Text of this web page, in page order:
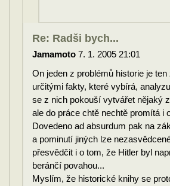
Re: Radši bych...
Jamamoto 7. 1. 2005 21:01
On jeden z problémů historie je ten
určitými fakty, které vybírá,
se z nich pokouší vytvářet nějaký
ale do práce chtě nechtě promítá i
Dovedeno ad absurdum pak na
a pominutí jiných lze
přesvědčit i o tom, že Hitler byl
beránčí povahou...
Myslím, že historické knihy se